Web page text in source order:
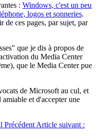
: Windows, c'est un peu
logos et sonneries.
de ces pages, par sujet, par
que je dis à propos de
du Media Center
que le Media Center pue
de Microsoft au cul, et
et d'accepter une
Précédent Article suivant :